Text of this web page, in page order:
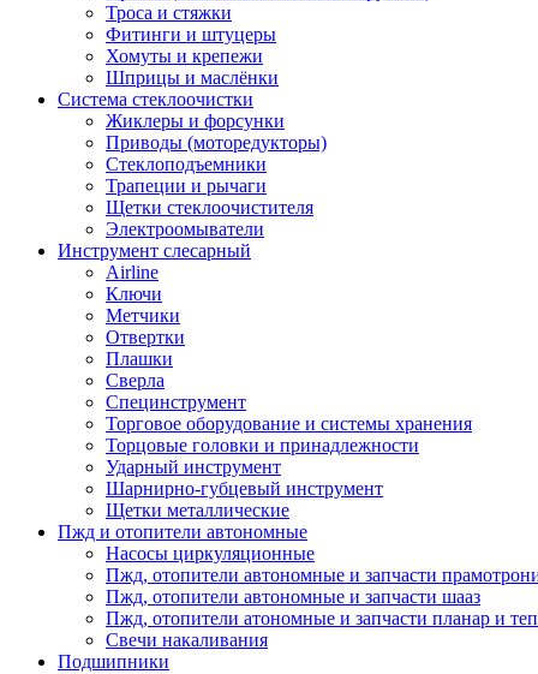
Троса и стяжки
Фитинги и штуцеры
Хомуты и крепежи
Шприцы и маслёнки
Система стеклоочистки
Жиклеры и форсунки
Приводы (моторедукторы)
Стеклоподъемники
Трапеции и рычаги
Щетки стеклоочистителя
Электроомыватели
Инструмент слесарный
Airline
Ключи
Метчики
Отвертки
Плашки
Сверла
Специнструмент
Торговое оборудование и системы хранения
Торцовые головки и принадлежности
Ударный инструмент
Шарнирно-губцевый инструмент
Щетки металлические
Пжд и отопители автономные
Насосы циркуляционные
Пжд, отопители автономные и запчасти
Пжд, отопители автономные и запчасти шааз
Пжд, отопители атономные и запчасти планар и
Свечи накаливания
Подшипники